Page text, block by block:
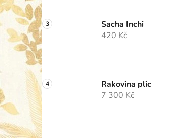
Sacha Inchi
420 Kč
Rakovina plic
7 300 Kč